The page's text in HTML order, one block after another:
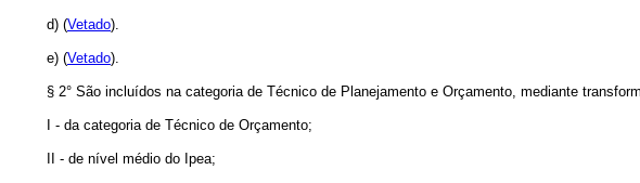
d) (Vetado).
e) (Vetado).
§ 2° São incluídos na categoria de Técnico de Planejamento e Orçamento, mediante
I - da categoria de Técnico de Orçamento;
II - de nível médio do Ipea;